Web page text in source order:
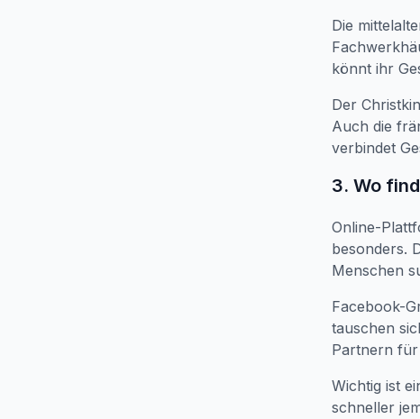
Die
könnt ihr
Der
Auch die
verbindet
3. Wo
Online-
besonders.
Menschen
Facebook-
tauschen
Partnern für
Wichtig ist
schneller